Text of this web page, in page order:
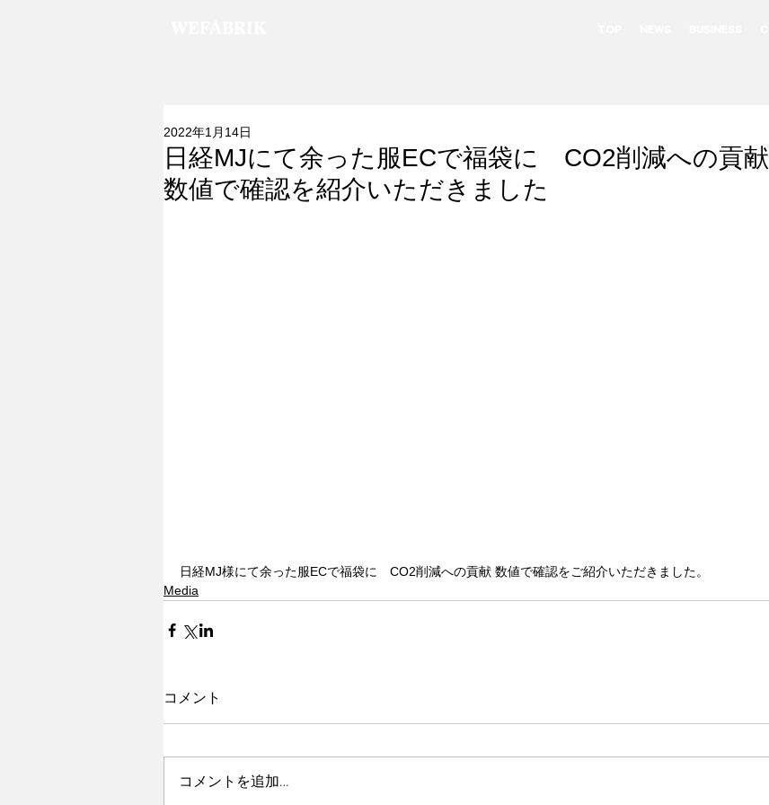
日経MJにて余った服ECで福袋に CO2削減への貢献
数値で確認を紹介いただきました
2022年1月14日
日経MJ様にて余った服ECで福袋に　CO2削減への貢献 数値で確認をご紹介いただきました。
Media
コメント
コメントを追加…